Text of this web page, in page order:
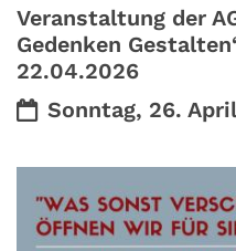
Veranstaltung der
Gedenken
22.04.2026
Datum:
Sonntag, 26.